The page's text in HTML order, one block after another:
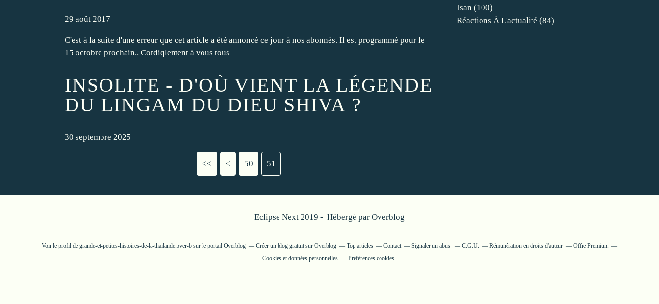
29 août 2017
C'est à la suite d'une erreur que cet article a été annoncé ce jour à nos abonnés. Il est programmé pour le
15 octobre prochain.. Cordiqlement à vous tous
INSOLITE - D'OÙ VIENT LA LÉGENDE
DU LINGAM DU DIEU SHIVA ?
30 septembre 2025
<< < 10
20
30
40
50 51
Isan (100)
Réactions À L'actualité (84)
Eclipse Next 2019 - Hébergé par Overblog
Voir le profil de grande-et-petites-histoires-de-la-thailande.over-b sur le portail Overblog Créer un blog gratuit sur Overblog Top articles Contact Signaler un abus C.G.U. Rémunération en droits d'auteur
Offre Premium
Cookies et données personnelles
Préférences cookies